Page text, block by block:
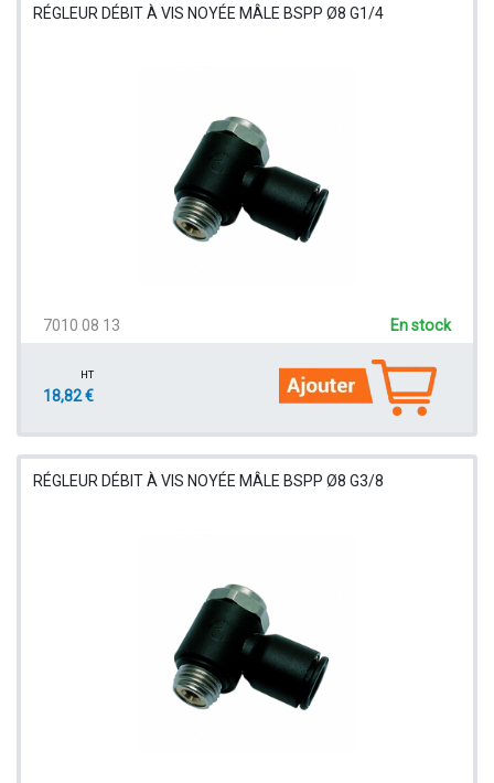
RÉGLEUR DÉBIT À VIS NOYÉE MÂLE BSPP Ø8 G1/4
7010 08 13 En stock
HT
18,82 €
RÉGLEUR DÉBIT À VIS NOYÉE MÂLE BSPP Ø8 G3/8